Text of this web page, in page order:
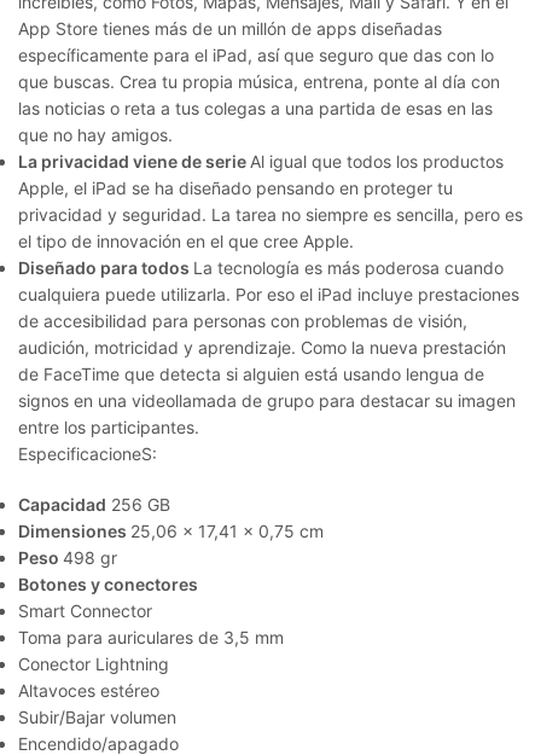
App Store tienes más de un millón de apps diseñadas
específicamente para el iPad, así que seguro que das con lo
que buscas. Crea tu propia música, entrena, ponte al día con
las noticias o reta a tus colegas a una partida de esas en las
que no hay amigos.
La privacidad viene de serie Al igual que todos los productos
Apple, el iPad se ha diseñado pensando en proteger tu
privacidad y seguridad. La tarea no siempre es sencilla, pero es
el tipo de innovación en el que cree Apple.
Diseñado para todos La tecnología es más poderosa cuando
cualquiera puede utilizarla. Por eso el iPad incluye prestaciones
de accesibilidad para personas con problemas de visión,
audición, motricidad y aprendizaje. Como la nueva prestación
de FaceTime que detecta si alguien está usando lengua de
signos en una videollamada de grupo para destacar su imagen
entre los participantes.
EspecificacioneS:
Capacidad 256 GB
Dimensiones 25,06 x 17,41 x 0,75 cm
Peso 498 gr
Botones y conectores
Smart Connector
Toma para auriculares de 3,5 mm
Conector Lightning
Altavoces estéreo
Subir/Bajar volumen
Encendido/apagado